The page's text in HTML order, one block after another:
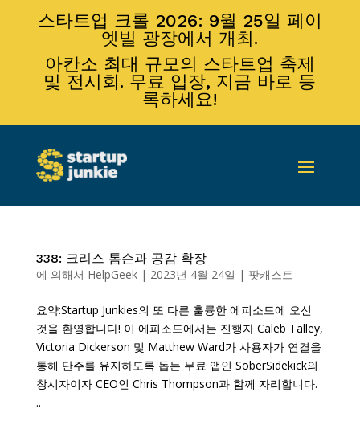
스타트업 크롤 2026: 9월 25일 페이
엣빌 광장에서 개최.
아칸소 최대 규모의 스타트업 축제
및 전시회. 무료 입장, 지금 바로 등
록하세요!
338: 크리스 톰슨과 공감 확장
에 의해서 HelpGeek| 2023년 4월 24일 | 팟캐스트
요약:Startup Junkies의 또 다른 훌륭한 에피소드에 오신
것을 환영합니다! 이 에피소드에서는 진행자 Caleb Talley,
Victoria Dickerson 및 Matthew Ward가 사용자가 연결을
통해 단주를 유지하도록 돕는 무료 앱인 SoberSidekick의
창시자이자 CEO인 Chris Thompson과 함께 자리합니다.
..